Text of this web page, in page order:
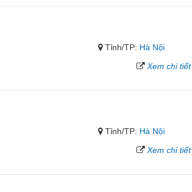
Tỉnh/TP: Hà Nội
Xem chi tiết
Tỉnh/TP: Hà Nội
Xem chi tiết